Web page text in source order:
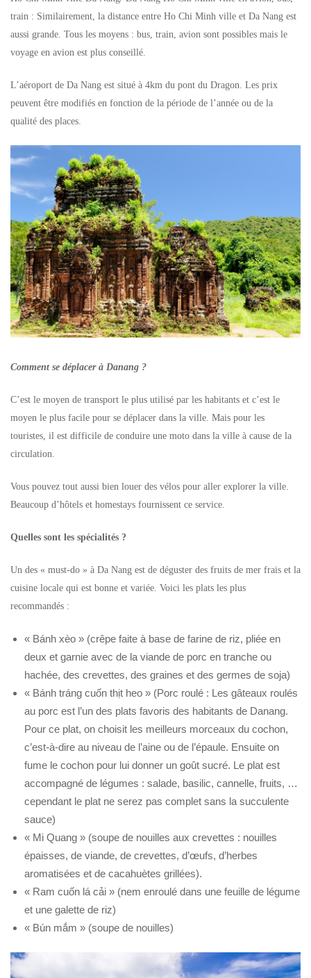
train : Similairement, la distance entre Ho Chi Minh ville et Da Nang est
aussi grande. Tous les moyens : bus, train, avion sont possibles mais le
voyage en avion est plus conseillé.
L’aéroport de Da Nang est situé à 4km du pont du Dragon. Les prix
peuvent être modifiés en fonction de la période de l’année ou de la
qualité des places.
Comment se déplacer à Danang ?
C’est le moyen de transport le plus utilisé par les habitants et c’est le
moyen le plus facile pour se déplacer dans la ville. Mais pour les
touristes, il est difficile de conduire une moto dans la ville à cause de la
circulation.
Vous pouvez tout aussi bien louer des vélos pour aller explorer la ville.
Beaucoup d’hôtels et homestays fournissent ce service.
Quelles sont les spécialités ?
Un des « must-do » à Da Nang est de déguster des fruits de mer frais et la
cuisine locale qui est bonne et variée. Voici les plats les plus
recommandés :
« Bánh xèo » (crêpe faite à base de farine de riz, pliée en
deux et garnie avec de la viande de porc en tranche ou
hachée, des crevettes, des graines et des germes de soja)
« Bánh tráng cuốn thịt heo » (Porc roulé : Les gâteaux roulés
au porc est l’un des plats favoris des habitants de Danang.
Pour ce plat, on choisit les meilleurs morceaux du cochon,
c’est-à-dire au niveau de l’aine ou de l’épaule. Ensuite on
fume le cochon pour lui donner un goût sucré. Le plat est
accompagné de légumes : salade, basilic, cannelle, fruits, …
cependant le plat ne serez pas complet sans la succulente
sauce)
« Mi Quang » (soupe de nouilles aux crevettes : nouilles
épaisses, de viande, de crevettes, d’œufs, d’herbes
aromatisées et de cacahuètes grillées).
« Ram cuốn lá cải » (nem enroulé dans une feuille de légume
et une galette de riz)
« Bún mắm » (soupe de nouilles)